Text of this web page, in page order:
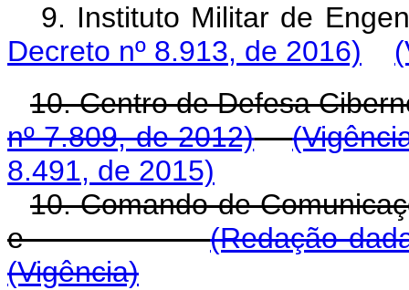
9. Instituto Militar de
Decreto nº 8.913, de 2016)
10. Centro de Defesa
nº 7.809, de 2012)
8.491, de 2015)
10. Comando de
e(Redação
(Vigência)